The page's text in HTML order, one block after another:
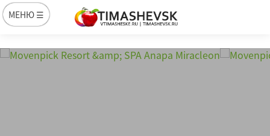
МЕНЮ ☰